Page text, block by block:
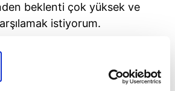
beklenti çok yüksek ve
istiyorum.